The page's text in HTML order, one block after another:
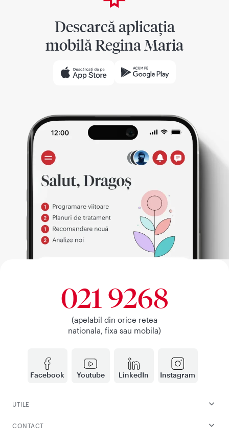
Descarcă aplicația
mobilă Regina Maria
Facebook Youtube LinkedIn Instagram
021 9268
(apelabil din orice retea
nationala, fixa sau mobila)
UTILE
CONTACT